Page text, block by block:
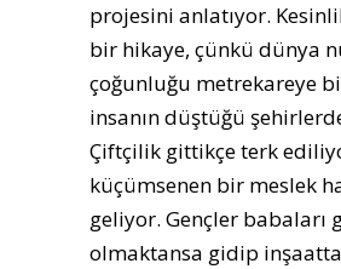
projesini anlatıyor.
bir hikaye, çünkü dünya
çoğunluğu metrekareye
insanın düştüğü
Çiftçilik gittikçe terk
küçümsenen bir meslek
geliyor. Gençler babaları
olmaktansa gidip